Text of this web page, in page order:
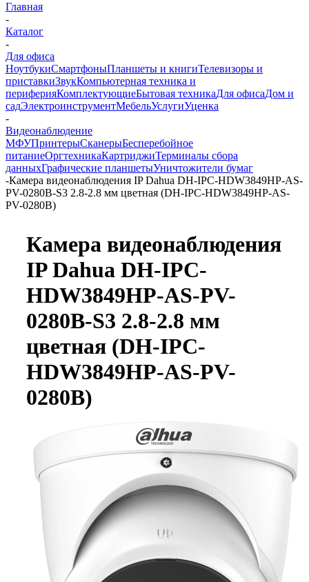
Главная
-
Каталог
-
Для офиса
НоутбукиСмартфоныПланшеты и книгиТелевизоры и
приставкиЗвукКомпьютерная техника и
периферияКомплектующиеБытовая техникаДля офисаДом и
садЭлектроинструментМебельУслугиУценка
-
Видеонаблюдение
МФУПринтерыСканерыБесперебойное
питаниеОргтехникаКартриджиТерминалы сбора
данныхГрафические планшетыУничтожители бумаг
-Камера видеонаблюдения IP Dahua DH-IPC-HDW3849HP-AS-
PV-0280B-S3 2.8-2.8 мм цветная (DH-IPC-HDW3849HP-AS-
PV-0280B)
Камера видеонаблюдения
IP Dahua DH-IPC-
HDW3849HP-AS-PV-
0280B-S3 2.8-2.8 мм
цветная (DH-IPC-
HDW3849HP-AS-PV-
0280B)